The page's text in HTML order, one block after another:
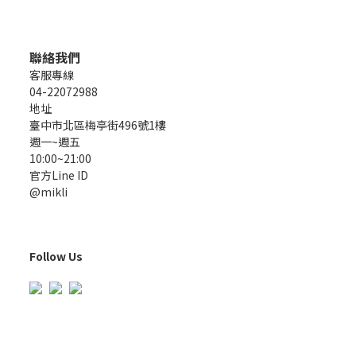
聯絡我們
客服專線
04-22072988
地址
臺中市北區梅亭街496號1樓
週一~週五
10:00~21:00
官方Line ID
@mikli
Follow Us